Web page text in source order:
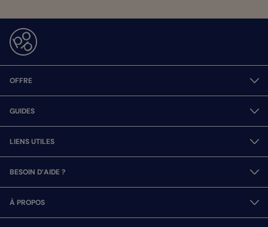
OFFRE
GUIDES
LIENS UTILES
BESOIN D’AIDE ?
À PROPOS